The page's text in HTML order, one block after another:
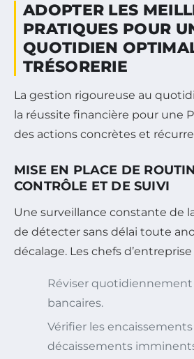
ADOPTER LES
PRATIQUES POUR
QUOTIDIEN
TRÉSORERIE
La gestion rigoureuse au
la réussite financière pour une
des actions concrètes et
MISE EN PLACE DE
CONTRÔLE ET DE SUIVI
Une surveillance constante de
de détecter sans délai toute
décalage. Les chefs
Réviser
bancaires.
Vérifier les
décaissements